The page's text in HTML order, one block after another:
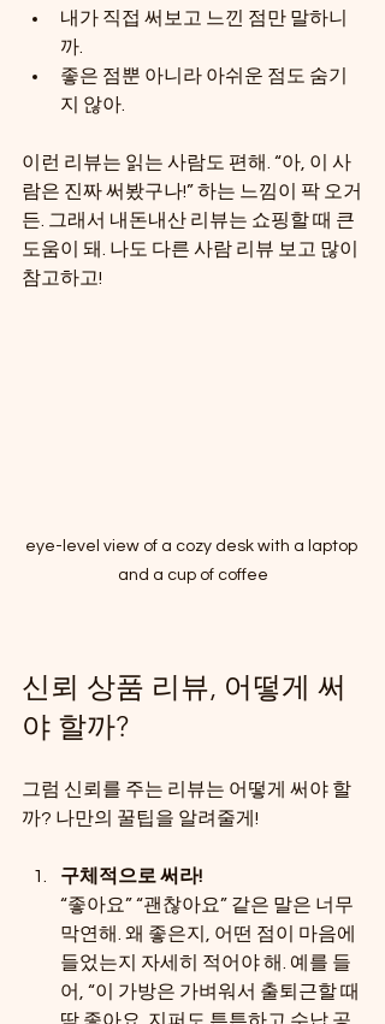
내가 직접 써보고 느낀 점만 말하니
까.
좋은 점뿐 아니라 아쉬운 점도 숨기
지 않아.
이런 리뷰는 읽는 사람도 편해. “아, 이 사
람은 진짜 써봤구나!” 하는 느낌이 팍 오거
든. 그래서 내돈내산 리뷰는 쇼핑할 때 큰
도움이 돼. 나도 다른 사람 리뷰 보고 많이
참고하고!
eye-level view of a cozy desk with a laptop
and a cup of coffee
신뢰 상품 리뷰, 어떻게 써
야 할까?
그럼 신뢰를 주는 리뷰는 어떻게 써야 할
까? 나만의 꿀팁을 알려줄게!
구체적으로 써라!
“좋아요” “괜찮아요” 같은 말은 너무
막연해. 왜 좋은지, 어떤 점이 마음에
들었는지 자세히 적어야 해. 예를 들
어, “이 가방은 가벼워서 출퇴근할 때